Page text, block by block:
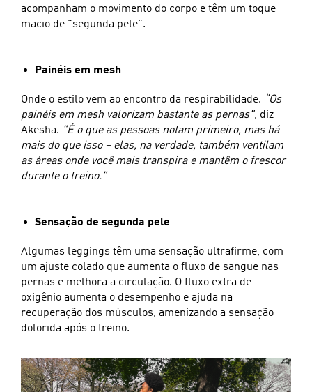
acompanham o movimento do corpo e têm um toque
macio de "segunda pele".
Painéis em mesh
Onde o estilo vem ao encontro da respirabilidade.
“Os
painéis em mesh valorizam bastante as pernas", diz
Akesha. "É o que as pessoas notam primeiro, mas há
mais do que isso – elas, na verdade, também ventilam
as áreas onde você mais transpira e mantêm o frescor
durante o treino."
Sensação de segunda pele
Algumas leggings têm uma sensação ultrafirme, com
um ajuste colado que aumenta o fluxo de sangue nas
pernas e melhora a circulação. O fluxo extra de
oxigênio aumenta o desempenho e ajuda na
recuperação dos músculos, amenizando a sensação
dolorida após o treino.